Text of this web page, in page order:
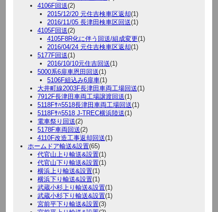
4106F回送(2)
2015/12/20 元住吉検車区返却(1)
2016/11/05 長津田検車区回送(1)
4105F回送(2)
4105F8R化に伴う回送/組成変更(1)
2016/04/24 元住吉検車区返却(1)
5177F回送(1)
2016/10/10元住吉回送(1)
5000系6扉車恩田回送(1)
5106F組込み6扉車(1)
大井町線2003F長津田車両工場回送(1)
7912F長津田車両工場譲渡回送(1)
5118Fｻﾊ5518長津田車両工場回送(1)
5118Fｻﾊ5518 J-TREC横浜陸送(1)
電車祭り回送(2)
5178F車両回送(2)
4110F改造工事返却回送(1)
ホームドア輸送&設置(65)
代官山上り輸送&設置(1)
代官山下り輸送&設置(1)
横浜上り輸送&設置(1)
横浜下り輸送&設置(1)
武蔵小杉上り輸送&設置(1)
武蔵小杉下り輸送&設置(1)
宮前平下り輸送&設置(3)